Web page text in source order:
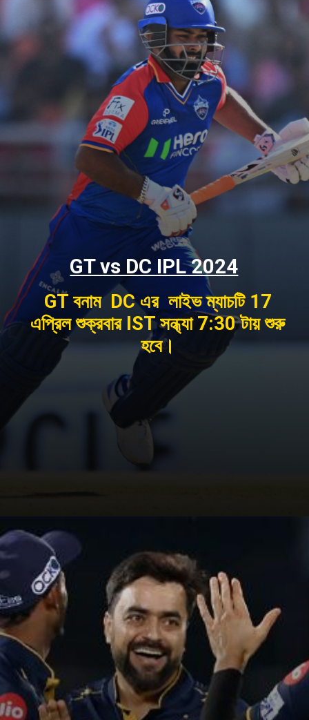
GT বনাম DC এর লাইভ ম্যাচটি 17
এপ্রিল শুক্রবার IST সন্ধ্যা 7:30 টায় শুরু
হবে।
GT vs DC IPL 2024